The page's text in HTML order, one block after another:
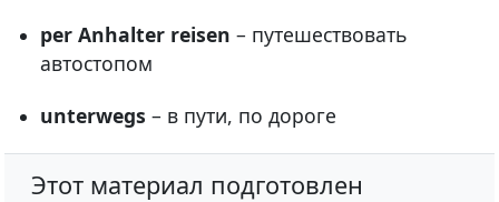
per Anhalter reisen – путешествовать
автостопом
unterwegs – в пути, по дороге
Этот материал подготовлен